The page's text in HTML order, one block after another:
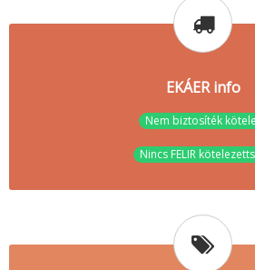
EKÁER info
Nem biztosíték
Nincs FELIR